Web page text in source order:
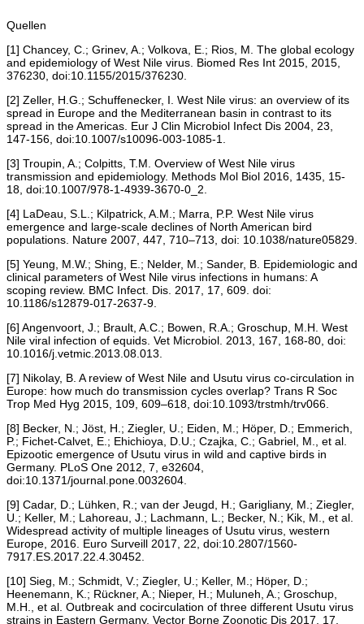
Quellen
[1] Chancey, C.; Grinev, A.; Volkova, E.; Rios, M. The global ecology
and epidemiology of West Nile virus. Biomed Res Int 2015, 2015,
376230, doi:10.1155/2015/376230.
[2] Zeller, H.G.; Schuffenecker, I. West Nile virus: an overview of its
spread in Europe and the Mediterranean basin in contrast to its
spread in the Americas. Eur J Clin Microbiol Infect Dis 2004, 23,
147-156, doi:10.1007/s10096-003-1085-1.
[3] Troupin, A.; Colpitts, T.M. Overview of West Nile virus
transmission and epidemiology. Methods Mol Biol 2016, 1435, 15-
18, doi:10.1007/978-1-4939-3670-0_2.
[4] LaDeau, S.L.; Kilpatrick, A.M.; Marra, P.P. West Nile virus
emergence and large-scale declines of North American bird
populations. Nature 2007, 447, 710–713, doi: 10.1038/nature05829.
[5] Yeung, M.W.; Shing, E.; Nelder, M.; Sander, B. Epidemiologic and
clinical parameters of West Nile virus infections in humans: A
scoping review. BMC Infect. Dis. 2017, 17, 609. doi:
10.1186/s12879-017-2637-9.
[6] Angenvoort, J.; Brault, A.C.; Bowen, R.A.; Groschup, M.H. West
Nile viral infection of equids. Vet Microbiol. 2013, 167, 168-80, doi:
10.1016/j.vetmic.2013.08.013.
[7] Nikolay, B. A review of West Nile and Usutu virus co-circulation in
Europe: how much do transmission cycles overlap? Trans R Soc
Trop Med Hyg 2015, 109, 609–618, doi:10.1093/trstmh/trv066.
[8] Becker, N.; Jöst, H.; Ziegler, U.; Eiden, M.; Höper, D.; Emmerich,
P.; Fichet-Calvet, E.; Ehichioya, D.U.; Czajka, C.; Gabriel, M., et al.
Epizootic emergence of Usutu virus in wild and captive birds in
Germany. PLoS One 2012, 7, e32604,
doi:10.1371/journal.pone.0032604.
[9] Cadar, D.; Lühken, R.; van der Jeugd, H.; Garigliany, M.; Ziegler,
U.; Keller, M.; Lahoreau, J.; Lachmann, L.; Becker, N.; Kik, M., et al.
Widespread activity of multiple lineages of Usutu virus, western
Europe, 2016. Euro Surveill 2017, 22, doi:10.2807/1560-
7917.ES.2017.22.4.30452.
[10] Sieg, M.; Schmidt, V.; Ziegler, U.; Keller, M.; Höper, D.;
Heenemann, K.; Rückner, A.; Nieper, H.; Muluneh, A.; Groschup,
M.H., et al. Outbreak and cocirculation of three different Usutu virus
strains in Eastern Germany. Vector Borne Zoonotic Dis 2017, 17,